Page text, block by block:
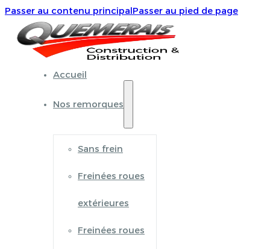
Passer au contenu principalPasser au pied de page
Accueil
Nos remorques
Sans frein
Freinées roues
extérieures
Freinées roues